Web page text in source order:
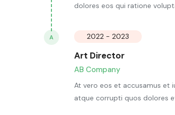
dolores eos qui ratione
A 2022 - 2023
Art Director
AB Company
At vero eos et accusamus et
atque corrupti quos dolores